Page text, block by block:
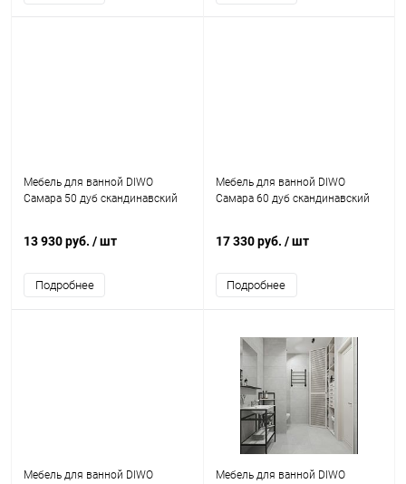
Мебель для ванной DIWO
Самара 50 дуб скандинавский
13 930 руб. / шт
Подробнее
Мебель для ванной DIWO
Самара 60 дуб скандинавский
17 330 руб. / шт
Подробнее
Мебель для ванной DIWO
Мебель для ванной DIWO